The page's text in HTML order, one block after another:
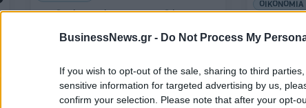
BusinessNews.gr - Do Not Process My
If you wish to opt-out of the sale, sharing to third
sensitive information for targeted advertising by us,
confirm your selection. Please note that after your opt-
Ανοδικά κινούνται οι αποδόσεις των
ΟΙΚΟΝΟΜΙΑ
07/12/2021 -